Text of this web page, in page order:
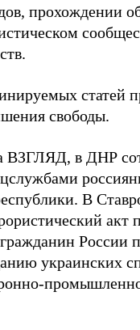
прохождении
статей
свободы.
ВЗГЛЯД, в ДНР
В
акт
России
украинских